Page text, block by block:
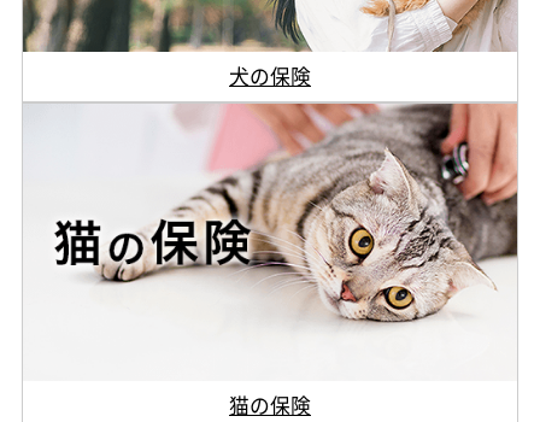
犬の保険
猫の保険